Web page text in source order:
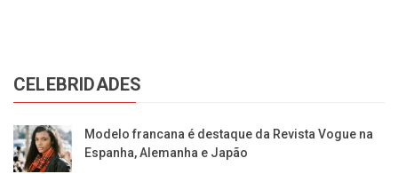
CELEBRIDADES
Modelo francana é destaque da Revista Vogue na
Espanha, Alemanha e Japão